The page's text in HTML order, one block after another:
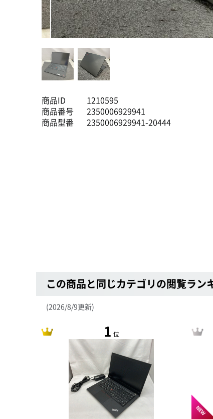
商品ID
1210595
商品番号
2350006929941
商品型番
2350006929941-20444
この商品と同じカテゴリの閲覧ラン
(2026/8/9更新)
1 位
NEW